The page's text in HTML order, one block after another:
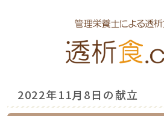
2022年11月8日の献立